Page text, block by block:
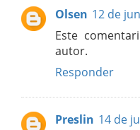
Olsen 12 de
Este
autor.
Responder
Preslin 14 de